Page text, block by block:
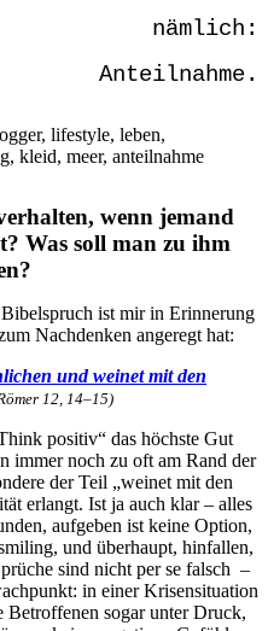
nämlich:
Anteilnahme.
wenn jemand
Was soll man zu ihm
ist mir in Erinnerung
Nachdenken angeregt hat:
und weinet mit den
12, 14–15)
positiv“ das höchste Gut
immer noch zu oft am Rand der
der Teil „weinet mit den
erlangt. Ist ja auch klar – alles
aufgeben ist keine Option,
und überhaupt, hinfallen,
sind nicht per se falsch –
in einer Krisensituation
Betroffenen sogar unter Druck,